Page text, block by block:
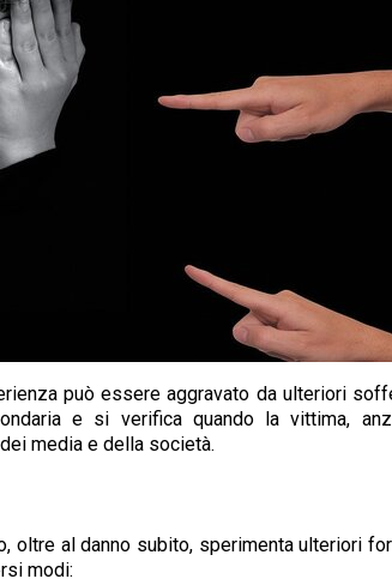
può essere aggravato da ulteriori
e si verifica quando la vittima,
media e della società.
oltre al danno subito, sperimenta ulteriori
modi: